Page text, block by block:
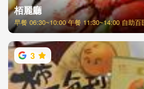
栢麗廳
3